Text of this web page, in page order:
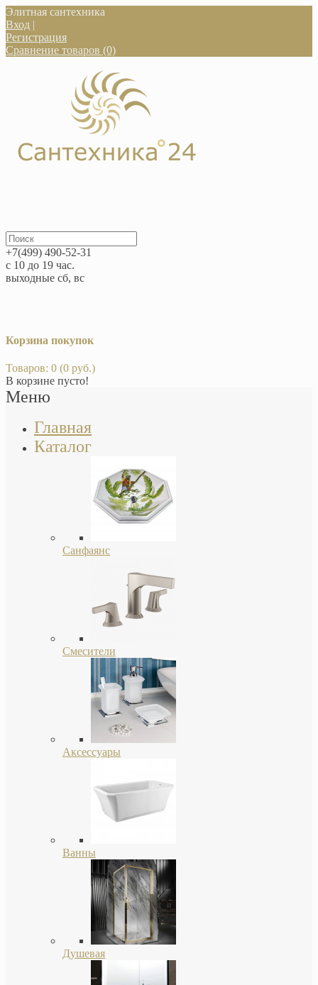
Элитная сантехника
Вход |
Регистрация
Сравнение товаров (0)
+7(499) 490-52-31
с 10 до 19 час.
выходные сб, вс
Корзина покупок
Товаров: 0 (0 руб.)
В корзине пусто!
Меню
Главная
Каталог
Санфаянс
Смесители
Аксессуары
Ванны
Душевая